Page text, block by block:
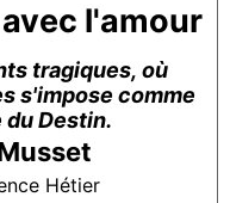
l'amour
tragiques, où
s'impose comme
du Destin.
Hétier